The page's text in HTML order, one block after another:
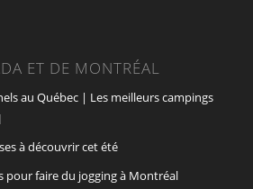
ET DE MONTRÉAL
au Québec | Les meilleurs campings
à découvrir cet été
pour faire du jogging à Montréal